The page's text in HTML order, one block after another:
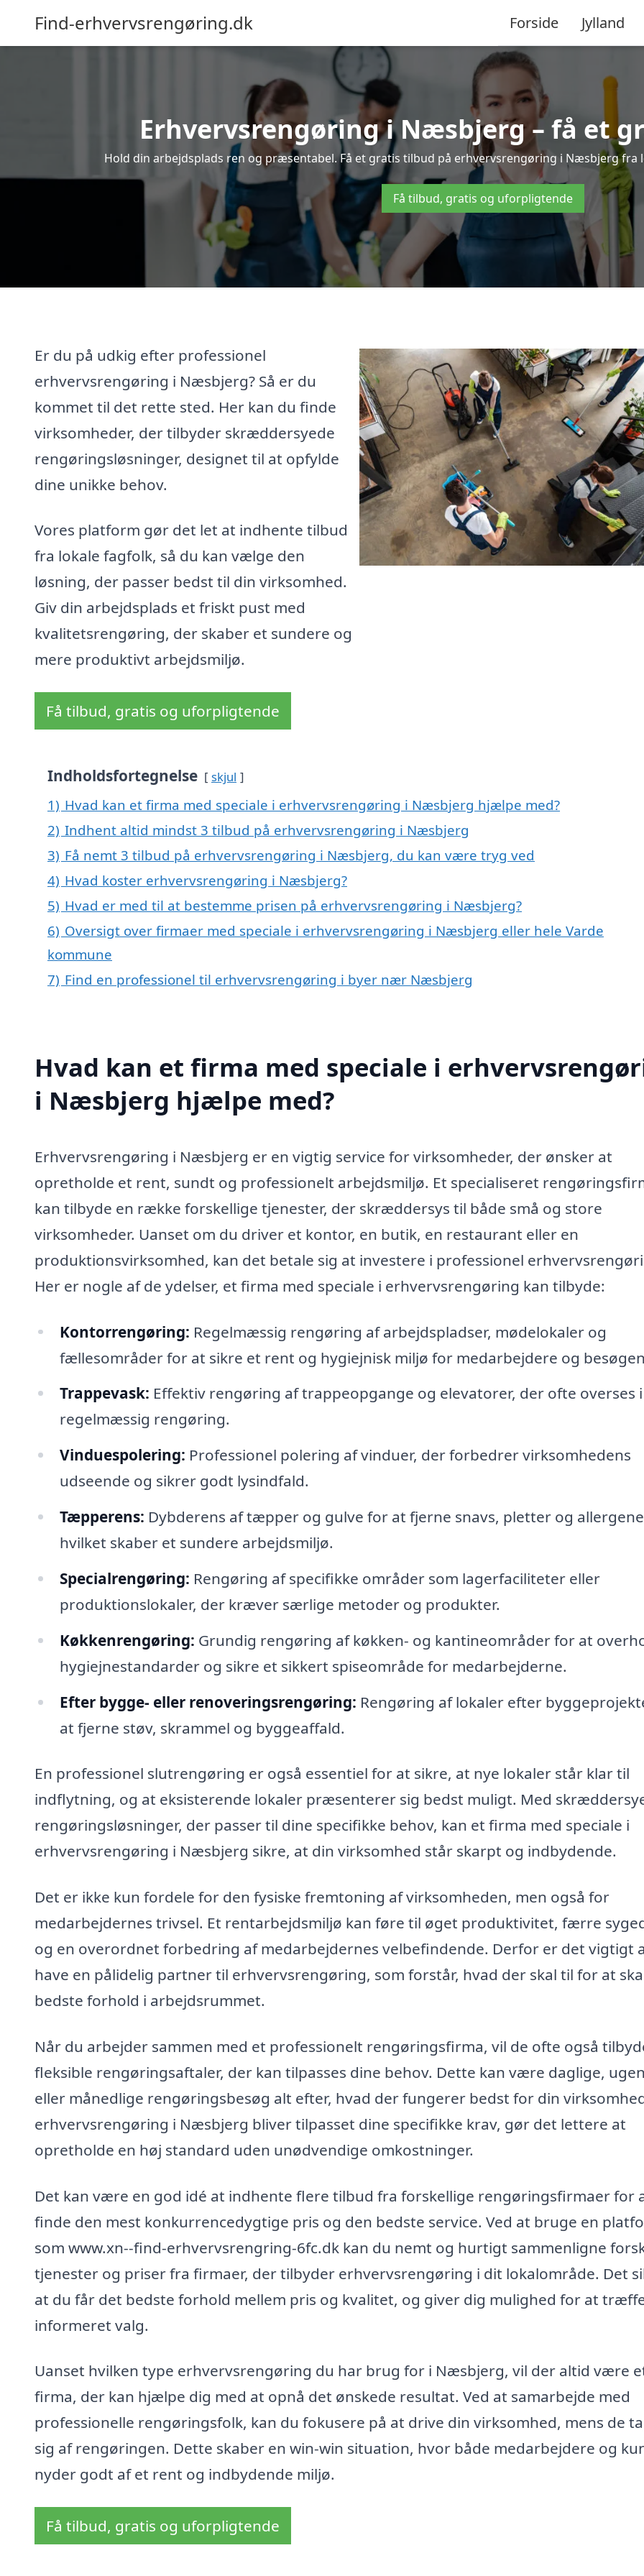
Find-erhvervsrengøring.dk Forside Jylland
Erhvervsrengøring i Næsbjerg – få et
Hold din arbejdsplads ren og præsentabel. Få et gratis tilbud på erhvervsrengøring i Næsbjerg fra
Få tilbud, gratis og uforpligtende
Er du på udkig efter professionel
erhvervsrengøring i Næsbjerg? Så er du
kommet til det rette sted. Her kan du finde
virksomheder, der tilbyder skræddersyede
rengøringsløsninger, designet til at opfylde
dine unikke behov.
Vores platform gør det let at indhente tilbud
fra lokale fagfolk, så du kan vælge den
løsning, der passer bedst til din virksomhed.
Giv din arbejdsplads et friskt pust med
kvalitetsrengøring, der skaber et sundere og
mere produktivt arbejdsmiljø.
Få tilbud, gratis og uforpligtende
Indholdsfortegnelse skjul
1) Hvad kan et firma med speciale i erhvervsrengøring i Næsbjerg hjælpe med?
2) Indhent altid mindst 3 tilbud på erhvervsrengøring i Næsbjerg
3) Få nemt 3 tilbud på erhvervsrengøring i Næsbjerg, du kan være tryg ved
4) Hvad koster erhvervsrengøring i Næsbjerg?
5) Hvad er med til at bestemme prisen på erhvervsrengøring i Næsbjerg?
6) Oversigt over firmaer med speciale i erhvervsrengøring i Næsbjerg eller hele Varde
kommune
7) Find en professionel til erhvervsrengøring i byer nær Næsbjerg
Hvad kan et firma med speciale i
i Næsbjerg hjælpe med?
Erhvervsrengøring i Næsbjerg er en vigtig service for virksomheder, der ønsker at
opretholde et rent, sundt og professionelt arbejdsmiljø. Et specialiseret
kan tilbyde en række forskellige tjenester, der skræddersys til både små og store
virksomheder. Uanset om du driver et kontor, en butik, en restaurant eller en
produktionsvirksomhed, kan det betale sig at investere i professionel
Her er nogle af de ydelser, et firma med speciale i erhvervsrengøring kan tilbyde:
Kontorrengøring: Regelmæssig rengøring af arbejdspladser, mødelokaler og
fællesområder for at sikre et rent og hygiejnisk miljø for medarbejdere og
Trappevask: Effektiv rengøring af trappeopgange og elevatorer, der ofte overses i
regelmæssig rengøring.
Vinduespolering: Professionel polering af vinduer, der forbedrer virksomhedens
udseende og sikrer godt lysindfald.
Tæpperens: Dybderens af tæpper og gulve for at fjerne snavs, pletter og
hvilket skaber et sundere arbejdsmiljø.
Specialrengøring: Rengøring af specifikke områder som lagerfaciliteter eller
produktionslokaler, der kræver særlige metoder og produkter.
Køkkenrengøring: Grundig rengøring af køkken- og kantineområder for at
hygiejnestandarder og sikre et sikkert spiseområde for medarbejderne.
Efter bygge- eller renoveringsrengøring: Rengøring af lokaler efter
at fjerne støv, skrammel og byggeaffald.
En professionel slutrengøring er også essentiel for at sikre, at nye lokaler står klar til
indflytning, og at eksisterende lokaler præsenterer sig bedst muligt. Med
rengøringsløsninger, der passer til dine specifikke behov, kan et firma med speciale i
erhvervsrengøring i Næsbjerg sikre, at din virksomhed står skarpt og indbydende.
Det er ikke kun fordele for den fysiske fremtoning af virksomheden, men også for
medarbejdernes trivsel. Et rentarbejdsmiljø kan føre til øget produktivitet, færre
og en overordnet forbedring af medarbejdernes velbefindende. Derfor er det vigtigt
have en pålidelig partner til erhvervsrengøring, som forstår, hvad der skal til for at
bedste forhold i arbejdsrummet.
Når du arbejder sammen med et professionelt rengøringsfirma, vil de ofte også
fleksible rengøringsaftaler, der kan tilpasses dine behov. Dette kan være daglige,
eller månedlige rengøringsbesøg alt efter, hvad der fungerer bedst for din
erhvervsrengøring i Næsbjerg bliver tilpasset dine specifikke krav, gør det lettere at
opretholde en høj standard uden unødvendige omkostninger.
Det kan være en god idé at indhente flere tilbud fra forskellige rengøringsfirmaer for
finde den mest konkurrencedygtige pris og den bedste service. Ved at bruge en
som www.xn--find-erhvervsrengring-6fc.dk kan du nemt og hurtigt sammenligne
tjenester og priser fra firmaer, der tilbyder erhvervsrengøring i dit lokalområde. Det
at du får det bedste forhold mellem pris og kvalitet, og giver dig mulighed for at
informeret valg.
Uanset hvilken type erhvervsrengøring du har brug for i Næsbjerg, vil der altid være
firma, der kan hjælpe dig med at opnå det ønskede resultat. Ved at samarbejde med
professionelle rengøringsfolk, kan du fokusere på at drive din virksomhed, mens de
sig af rengøringen. Dette skaber en win-win situation, hvor både medarbejdere og
nyder godt af et rent og indbydende miljø.
Få tilbud, gratis og uforpligtende